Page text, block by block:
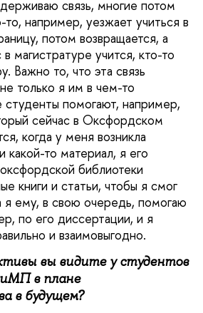
связь, многие потом
то, например, уезжает учиться в
потом возвращается, а
магистратуре учится, кто-то
Важно то, что эта связь
только я им в чем-то
помогают, например,
сейчас в Оксфордском
когда у меня возникла
какой-то материал, я его
библиотеки
книги и статьи, чтобы я смог
я ему, в свою очередь, помогаю
по его диссертации, и я
и взаимовыгодно.
вы видите у студентов
в плане
в будущем?